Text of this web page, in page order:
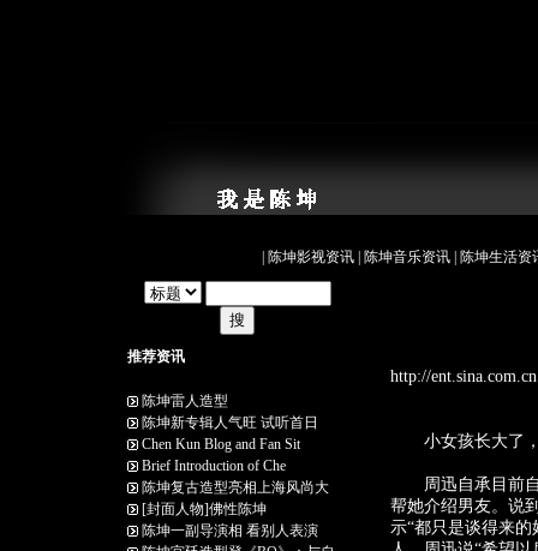
陈坤影视资讯 陈坤音乐资讯 陈坤生活资
推荐资讯
陈坤雷人造型
陈坤新专辑人气旺 试听首日
Chen Kun Blog and Fan Sit
Brief Introduction of Che
陈坤复古造型亮相上海风尚大
[封面人物]佛性陈坤
陈坤一副导演相 看别人表演
http://
小女孩长大了，
周迅自承目前自
帮她介绍男友。说
示“都只是谈得来